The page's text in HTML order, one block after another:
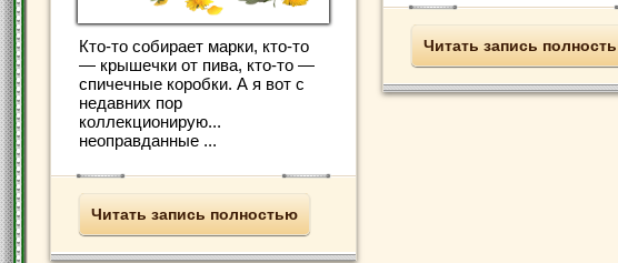
Кто-то собирает марки, кто-то
— крышечки от пива, кто-то —
спичечные коробки. А я вот с
недавних пор
коллекционирую...
неоправданные ...
Читать запись полностью
Читать запись